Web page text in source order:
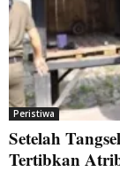
Peristiwa
Setelah
Tertibkan